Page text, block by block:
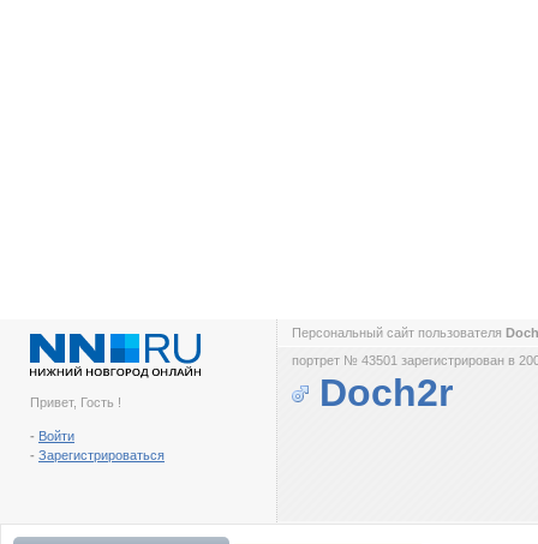
Привет, Гость !
- Войти
- Зарегистрироваться
Персональный сайт пользователя
портрет № 43501 зарегистрирован в
Doch2r